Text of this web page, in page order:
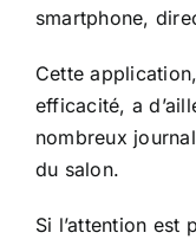
smartphone,
Cette
efficacité, a
nombreux
du salon.
Si l’attention est